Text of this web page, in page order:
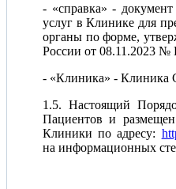
- «справка» -
услуг в Клинике для
органы по форме,
России от 08.11.2023 №
- «Клиника» - Клиника
1.5. Настоящий
Пациентов и
Клиники по адресу:
на информационных